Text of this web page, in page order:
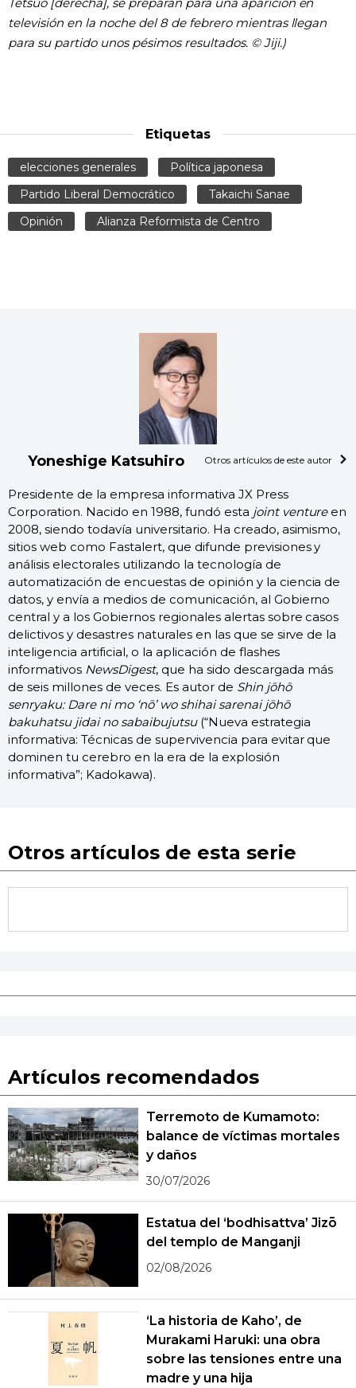
televisión en la noche del 8 de febrero mientras llegan
para su partido unos pésimos resultados. © Jiji.)
Etiquetas
elecciones generales
Política japonesa
Partido Liberal Democrático
Takaichi Sanae
Opinión
Alianza Reformista de Centro
Yoneshige Katsuhiro Otros artículos de este autor
Presidente de la empresa informativa JX Press
Corporation. Nacido en 1988, fundó esta joint ventureen
2008, siendo todavía universitario. Ha creado, asimismo,
sitios web como Fastalert, que difunde previsiones y
análisis electorales utilizando la tecnología de
automatización de encuestas de opinión y la ciencia de
datos, y envía a medios de comunicación, al Gobierno
central y a los Gobiernos regionales alertas sobre casos
delictivos y desastres naturales en las que se sirve de la
inteligencia artificial, o la aplicación de flashes
informativos NewsDigest, que ha sido descargada más
de seis millones de veces. Es autor de Shin jōhō
senryaku: Dare ni mo ‘nō’ wo shihai sarenai jōhō
bakuhatsu jidai no sabaibujutsu(“Nueva estrategia
informativa: Técnicas de supervivencia para evitar que
dominen tu cerebro en la era de la explosión
informativa”; Kadokawa).
Otros artículos de esta serie
Artículos recomendados
Terremoto de Kumamoto:
balance de víctimas mortales
y daños
30/07/2026
Estatua del ‘bodhisattva’ Jizō
del templo de Manganji
02/08/2026
‘La historia de Kaho’, de
Murakami Haruki: una obra
sobre las tensiones entre una
madre y una hija